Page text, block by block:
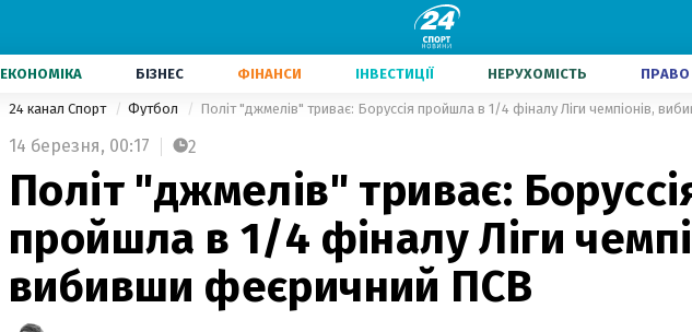
ЕКОНОМІКА БІЗНЕС ФІНАНСИ ІНВЕСТИЦІЇ НЕРУХОМІСТЬ ПРАВО
24 канал Спорт Футбол Політ "джмелів" триває: Боруссія пройшла в 1/4 фіналу Ліги чемпіонів,
14 березня, 00:17 2
Політ "джмелів" триває:
пройшла в 1/4 фіналу Ліги
вибивши феєричний ПСВ